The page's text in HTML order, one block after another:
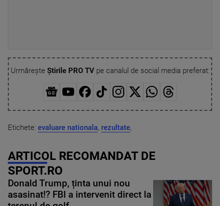
Urmărește Știrile PRO TVpe canalul de social media preferat:
Etichete: evaluare nationala, rezultate,
ARTICOL RECOMANDAT DE
SPORT.RO
Donald Trump, ținta unui nou
asasinat!? FBI a intervenit direct la